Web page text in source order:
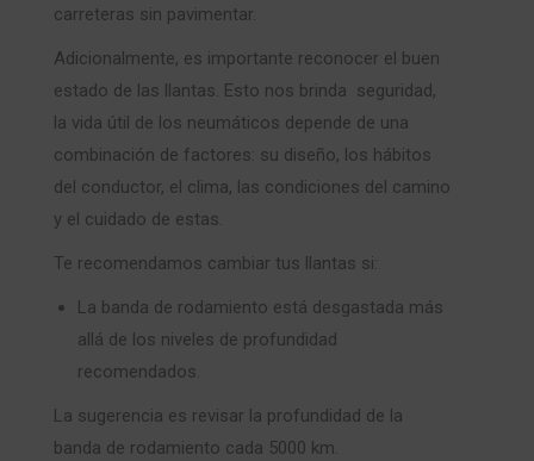
carreteras sin pavimentar.
Adicionalmente, es importante reconocer el buen
estado de las llantas. Esto nos brinda seguridad,
la vida útil de los neumáticos depende de una
combinación de factores: su diseño, los hábitos
del conductor, el clima, las condiciones del camino
y el cuidado de estas.
Te recomendamos cambiar tus llantas si:
La banda de rodamiento está desgastada más
allá de los niveles de profundidad
recomendados.
La sugerencia es revisar la profundidad de la
banda de rodamiento cada 5000 km.